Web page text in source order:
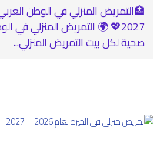
2027💖 🌍 التمريض المنزلي في
صحية لكل بيت التمريض المنزلي...